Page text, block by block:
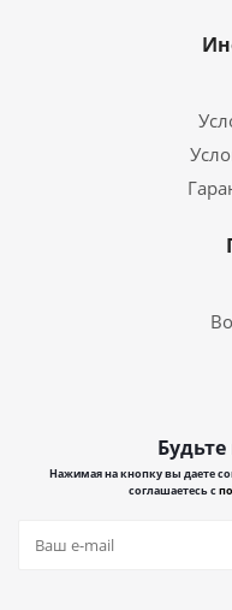
Будьте
Нажимая на кнопку вы даете
соглашаетесь с